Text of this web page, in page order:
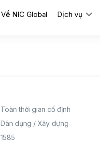
Về NIC Global Dịch vụ
Toàn thời gian cố định
Dân dụng / Xây dựng
1585